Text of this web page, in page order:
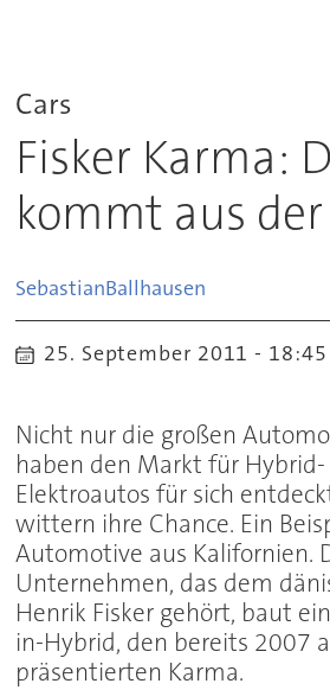
Cars
Fisker Karma:
kommt aus der
SebastianBallhausen
25. September 2011 - 18:45
Nicht nur die großen
haben den Markt für
Elektroautos für sich
wittern ihre Chance. Ein
Automotive aus Kalifornien.
Unternehmen, das dem
Henrik Fisker gehört, baut
in-Hybrid, den bereits 2007
präsentierten Karma.